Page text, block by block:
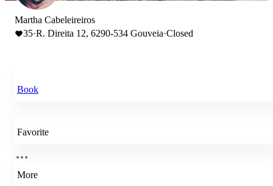
Martha Cabeleireiros
35·R. Direita 12, 6290-534 Gouveia·Closed
Book
Favorite
More